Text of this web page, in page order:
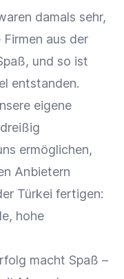
damals sehr,
aus der
und so ist
entstanden.
eigene
ermöglichen,
Anbietern
Türkei fertigen:
hohe
macht Spaß –